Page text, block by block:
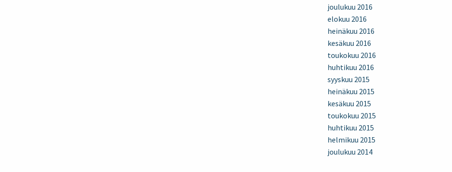
joulukuu 2016
elokuu 2016
heinäkuu 2016
kesäkuu 2016
toukokuu 2016
huhtikuu 2016
syyskuu 2015
heinäkuu 2015
kesäkuu 2015
toukokuu 2015
huhtikuu 2015
helmikuu 2015
joulukuu 2014